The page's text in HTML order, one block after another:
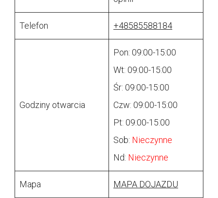
Telefon +48585588184
Godziny otwarcia
Pon: 09:00-15:00
Wt: 09:00-15:00
Śr: 09:00-15:00
Czw: 09:00-15:00
Pt: 09:00-15:00
Sob: Nieczynne
Nd: Nieczynne
Mapa MAPA DOJAZDU